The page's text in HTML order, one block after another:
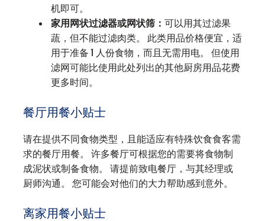
机即可。
家用网状过滤器或网状筛： 可以用其过滤果
蔬，但不能过滤肉类。 此类用品价格便宜，适
用于准备 1 人份食物，而且无需用电。 但使用
滤网可能比使用此处列出的其他厨房用品花费
更多时间。
餐厅用餐小贴士
请在提供不同食物类型，且能适应有特殊饮食食客需
求的餐厅用餐。 许多餐厅可根据您的需要将食物制
成泥状或制备食物。 请提前致电餐厅，与其经理或
厨师沟通。 您可能会对他们的大力帮助感到意外。
离家用餐小贴士